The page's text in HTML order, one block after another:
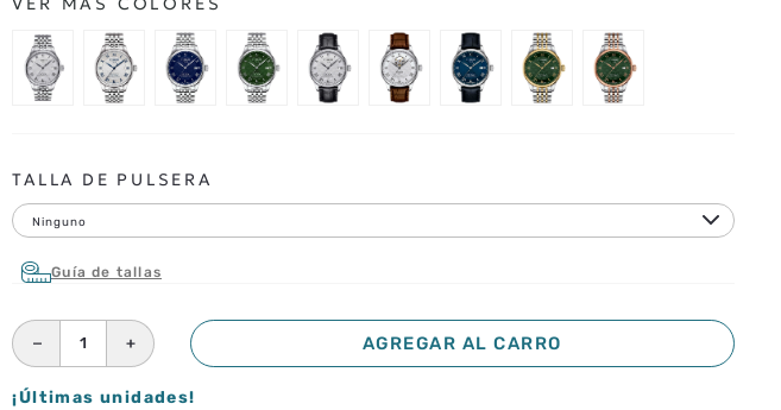
TALLA DE PULSERA
Ninguno
Guía de tallas
＋
－ AGREGAR AL CARRO
¡Últimas unidades!